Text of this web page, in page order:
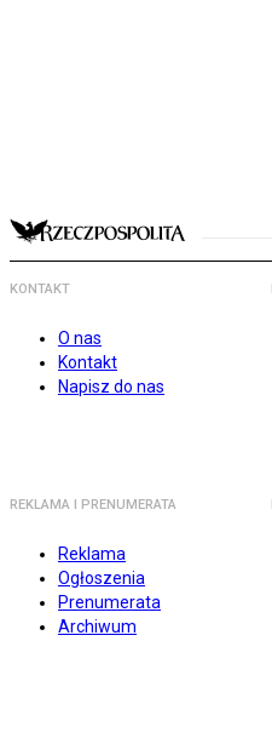
KONTAKT
O nas
Kontakt
Napisz do nas
REKLAMA I PRENUMERATA
Reklama
Ogłoszenia
Prenumerata
Archiwum